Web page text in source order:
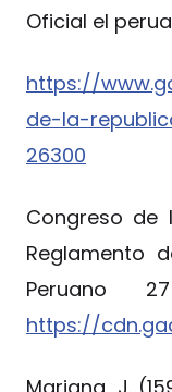
Oficial el
https://
de-la-
26300
Congreso de
Reglamento
Peruano
https://